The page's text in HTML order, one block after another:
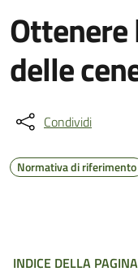
delle
Condividi
Normativa di riferimento
INDICE DELLA PAGINA